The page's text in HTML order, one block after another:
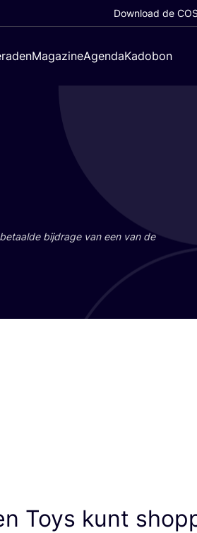
Download de
MagazineAgendaKadobon
bij­dra­ge van een van de
Toys kunt